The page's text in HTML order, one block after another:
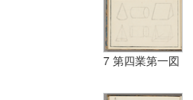
7 第四業第一図